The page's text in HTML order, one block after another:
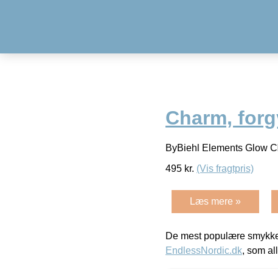
Charm,
ByBiehl Elements Glow
495 kr. (Vis fragtpris)
Læs mere »
De mest populære
EndlessNordic.dk, som